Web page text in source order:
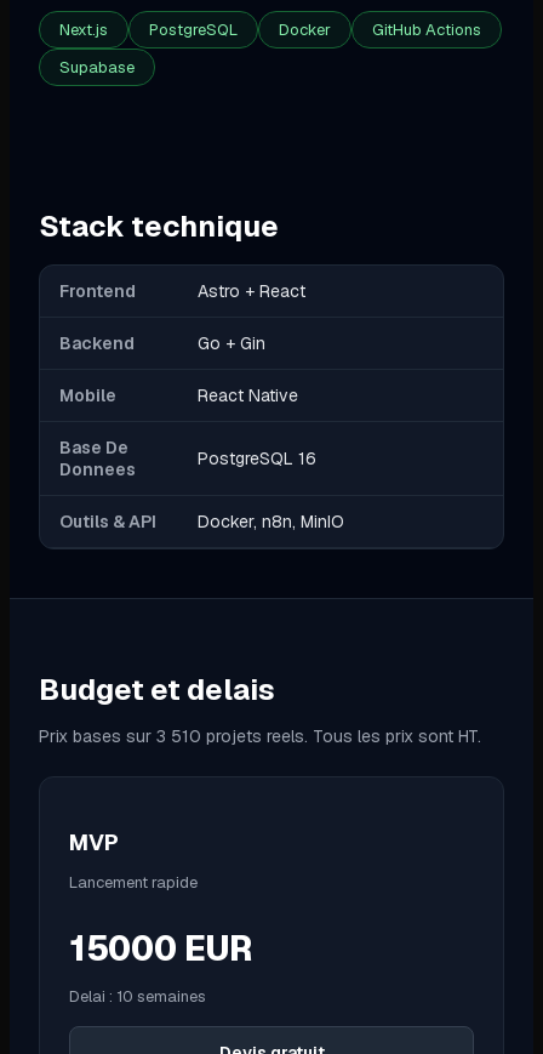
Next.js PostgreSQL Docker
GitHub Actions
Supabase
Stack technique
Frontend Astro + React
Backend Go + Gin
Mobile React Native
Base De
Donnees
PostgreSQL 16
Outils & API Docker, n8n, MinIO
Budget et delais
Prix bases sur 3 510 projets reels. Tous les prix sont HT.
MVP
Lancement rapide
15000 EUR
Delai : 10 semaines